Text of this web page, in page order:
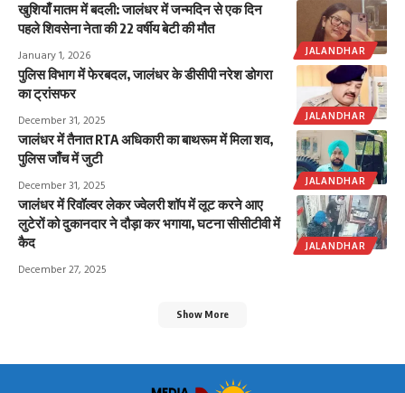
JALANDHAR
खुशियाँ मातम में बदली: जालंधर में जन्मदिन से एक दिन
पहले शिवसेना नेता की 22 वर्षीय बेटी की मौत
January 1, 2026
JALANDHAR
पुलिस विभाग में फेरबदल, जालंधर के डीसीपी नरेश डोगरा
का ट्रांसफर
December 31, 2025
JALANDHAR
जालंधर में तैनात RTA अधिकारी का बाथरूम में मिला शव,
पुलिस जाँच में जुटी
December 31, 2025
JALANDHAR
जालंधर में रिवॉल्वर लेकर ज्वेलरी शॉप में लूट करने आए
लुटेरों को दुकानदार ने दौड़ा कर भगाया, घटना सीसीटीवी में
कैद
December 27, 2025
Show More